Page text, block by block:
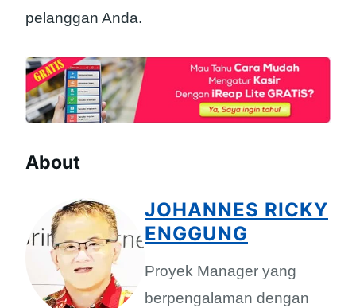
pelanggan Anda.
About
JOHANNES RICKY
ENGGUNG
Proyek Manager yang
berpengalaman dengan